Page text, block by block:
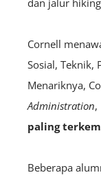
Cornell
Sosial, Teknik,
Menariknya,
Administration,
paling
Beberapa